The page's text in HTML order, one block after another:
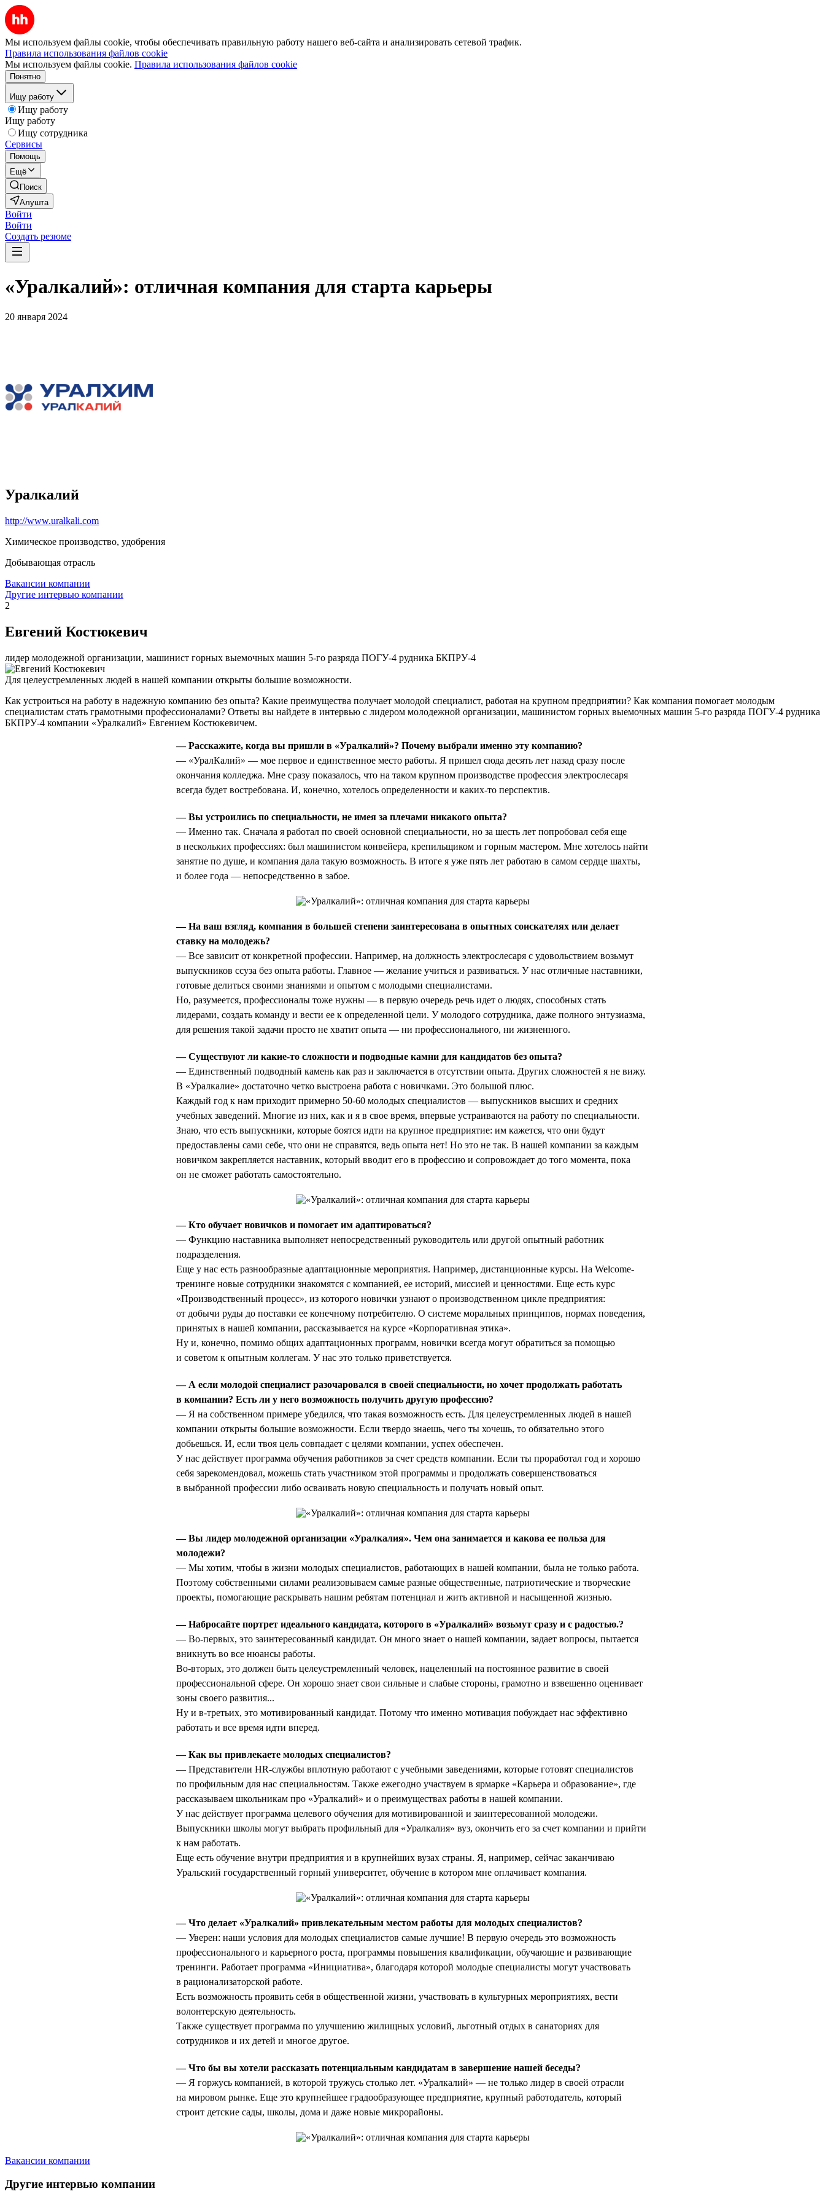
Мы используем файлы cookie, чтобы обеспечивать правильную работу нашего веб-сайта и анализировать сетевой трафик.
Правила использования файлов cookie
Мы используем файлы cookie. Правила использования файлов cookie
Понятно
Ищу работу
Ищу работу
Ищу работу
Ищу сотрудника
Сервисы
Помощь
Ещё
Поиск
Алушта
Войти
Войти
Создать резюме
«Уралкалий»: отличная компания для старта карьеры
20 января 2024
Уралкалий
http://www.uralkali.com
Химическое производство, удобрения
Добывающая отрасль
Вакансии компании
Другие интервью компании
2
Евгений Костюкевич
лидер молодежной организации, машинист горных выемочных машин 5-го разряда ПОГУ-4 рудника БКПРУ-4
Для целеустремленных людей в нашей компании открыты большие возможности.
Как устроиться на работу в надежную компанию без опыта? Какие преимущества получает молодой специалист, работая на крупном предприятии? Как компания помогает молодым
специалистам стать грамотными профессионалами? Ответы вы найдете в интервью с лидером молодежной организации, машинистом горных выемочных машин 5-го разряда ПОГУ-4 рудника
БКПРУ-4 компании «Уралкалий» Евгением Костюкевичем.
— Расскажите, когда вы пришли в «Уралкалий»? Почему выбрали именно эту компанию?
— «УралКалий» — мое первое и единственное место работы. Я пришел сюда десять лет назад сразу после
окончания колледжа. Мне сразу показалось, что на таком крупном производстве профессия электрослесаря
всегда будет востребована. И, конечно, хотелось определенности и каких-то перспектив.
— Вы устроились по специальности, не имея за плечами никакого опыта?
— Именно так. Сначала я работал по своей основной специальности, но за шесть лет попробовал себя еще
в нескольких профессиях: был машинистом конвейера, крепильщиком и горным мастером. Мне хотелось найти
занятие по душе, и компания дала такую возможность. В итоге я уже пять лет работаю в самом сердце шахты,
и более года — непосредственно в забое.
— На ваш взгляд, компания в большей степени заинтересована в опытных соискателях или делает
ставку на молодежь?
— Все зависит от конкретной профессии. Например, на должность электрослесаря с удовольствием возьмут
выпускников ссуза без опыта работы. Главное — желание учиться и развиваться. У нас отличные наставники,
готовые делиться своими знаниями и опытом с молодыми специалистами.
Но, разумеется, профессионалы тоже нужны — в первую очередь речь идет о людях, способных стать
лидерами, создать команду и вести ее к определенной цели. У молодого сотрудника, даже полного энтузиазма,
для решения такой задачи просто не хватит опыта — ни профессионального, ни жизненного.
— Существуют ли какие-то сложности и подводные камни для кандидатов без опыта?
— Единственный подводный камень как раз и заключается в отсутствии опыта. Других сложностей я не вижу.
В «Уралкалие» достаточно четко выстроена работа с новичками. Это большой плюс.
Каждый год к нам приходит примерно 50-60 молодых специалистов — выпускников высших и средних
учебных заведений. Многие из них, как и я в свое время, впервые устраиваются на работу по специальности.
Знаю, что есть выпускники, которые боятся идти на крупное предприятие: им кажется, что они будут
предоставлены сами себе, что они не справятся, ведь опыта нет! Но это не так. В нашей компании за каждым
новичком закрепляется наставник, который вводит его в профессию и сопровождает до того момента, пока
он не сможет работать самостоятельно.
— Кто обучает новичков и помогает им адаптироваться?
— Функцию наставника выполняет непосредственный руководитель или другой опытный работник
подразделения.
Еще у нас есть разнообразные адаптационные мероприятия. Например, дистанционные курсы. На Welcome-
тренинге новые сотрудники знакомятся с компанией, ее историй, миссией и ценностями. Еще есть курс
«Производственный процесс», из которого новички узнают о производственном цикле предприятия:
от добычи руды до поставки ее конечному потребителю. О системе моральных принципов, нормах поведения,
принятых в нашей компании, рассказывается на курсе «Корпоративная этика».
Ну и, конечно, помимо общих адаптационных программ, новички всегда могут обратиться за помощью
и советом к опытным коллегам. У нас это только приветствуется.
— А если молодой специалист разочаровался в своей специальности, но хочет продолжать работать
в компании? Есть ли у него возможность получить другую профессию?
— Я на собственном примере убедился, что такая возможность есть. Для целеустремленных людей в нашей
компании открыты большие возможности. Если твердо знаешь, чего ты хочешь, то обязательно этого
добьешься. И, если твоя цель совпадает с целями компании, успех обеспечен.
У нас действует программа обучения работников за счет средств компании. Если ты проработал год и хорошо
себя зарекомендовал, можешь стать участником этой программы и продолжать совершенствоваться
в выбранной профессии либо осваивать новую специальность и получать новый опыт.
— Вы лидер молодежной организации «Уралкалия». Чем она занимается и какова ее польза для
молодежи?
— Мы хотим, чтобы в жизни молодых специалистов, работающих в нашей компании, была не только работа.
Поэтому собственными силами реализовываем самые разные общественные, патриотические и творческие
проекты, помогающие раскрывать нашим ребятам потенциал и жить активной и насыщенной жизнью.
— Набросайте портрет идеального кандидата, которого в «Уралкалий» возьмут сразу и с радостью.?
— Во-первых, это заинтересованный кандидат. Он много знает о нашей компании, задает вопросы, пытается
вникнуть во все нюансы работы.
Во-вторых, это должен быть целеустремленный человек, нацеленный на постоянное развитие в своей
профессиональной сфере. Он хорошо знает свои сильные и слабые стороны, грамотно и взвешенно оценивает
зоны своего развития...
Ну и в-третьих, это мотивированный кандидат. Потому что именно мотивация побуждает нас эффективно
работать и все время идти вперед.
— Как вы привлекаете молодых специалистов?
— Представители HR-службы вплотную работают с учебными заведениями, которые готовят специалистов
по профильным для нас специальностям. Также ежегодно участвуем в ярмарке «Карьера и образование», где
рассказываем школьникам про «Уралкалий» и о преимуществах работы в нашей компании.
У нас действует программа целевого обучения для мотивированной и заинтересованной молодежи.
Выпускники школы могут выбрать профильный для «Уралкалия» вуз, окончить его за счет компании и прийти
к нам работать.
Еще есть обучение внутри предприятия и в крупнейших вузах страны. Я, например, сейчас заканчиваю
Уральский государственный горный университет, обучение в котором мне оплачивает компания.
— Что делает «Уралкалий» привлекательным местом работы для молодых специалистов?
— Уверен: наши условия для молодых специалистов самые лучшие! В первую очередь это возможность
профессионального и карьерного роста, программы повышения квалификации, обучающие и развивающие
тренинги. Работает программа «Инициатива», благодаря которой молодые специалисты могут участвовать
в рационализаторской работе.
Есть возможность проявить себя в общественной жизни, участвовать в культурных мероприятиях, вести
волонтерскую деятельность.
Также существует программа по улучшению жилищных условий, льготный отдых в санаториях для
сотрудников и их детей и многое другое.
— Что бы вы хотели рассказать потенциальным кандидатам в завершение нашей беседы?
— Я горжусь компанией, в которой тружусь столько лет. «Уралкалий» — не только лидер в своей отрасли
на мировом рынке. Еще это крупнейшее градообразующее предприятие, крупный работодатель, который
строит детские сады, школы, дома и даже новые микрорайоны.
Вакансии компании
Другие интервью компании